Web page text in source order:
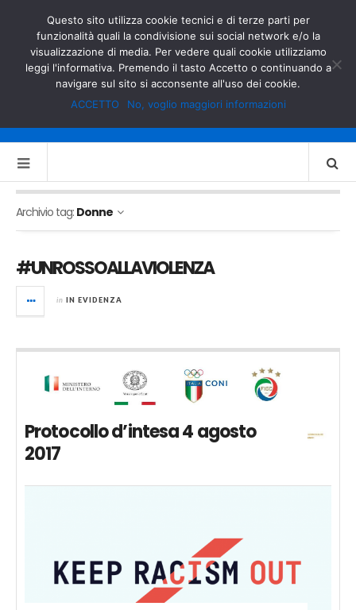
MINISTERO DELL’INTERNO
GOVERNO.IT
Archivio tag: Donne
#UNROSSOALLAVIOLENZA
in IN EVIDENZA
Protocollo d’intesa 4 agosto
2017
Questo sito utilizza cookie tecnici e di terze parti per
funzionalità quali la condivisione sui social network e/o la
visualizzazione di media. Per vedere quali cookie utilizziamo
leggi l'informativa. Premendo il tasto Accetto o continuando a
navigare sul sito si acconsente all'uso dei cookie.
ACCETTO
No, voglio maggiori informazioni